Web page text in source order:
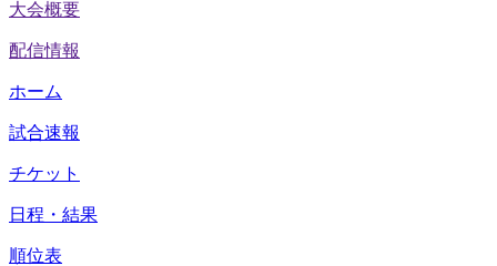
大会概要
配信情報
ホーム
試合速報
チケット
日程・結果
順位表